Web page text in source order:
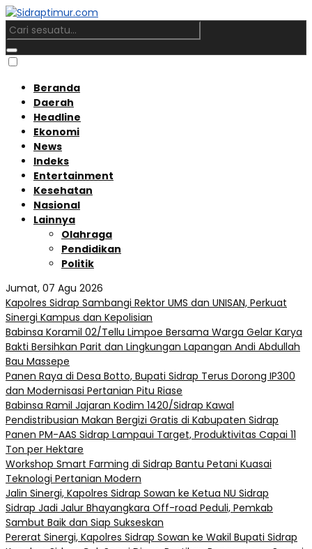
Beranda
Daerah
Headline
Ekonomi
News
Indeks
Entertainment
Kesehatan
Nasional
Lainnya
Olahraga
Pendidikan
Politik
Jumat, 07 Agu 2026
Kapolres Sidrap Sambangi Rektor UMS dan UNISAN, Perkuat
Sinergi Kampus dan Kepolisian
Babinsa Koramil 02/Tellu Limpoe Bersama Warga Gelar Karya
Bakti Bersihkan Parit dan Lingkungan Lapangan Andi Abdullah
Bau Massepe
Panen Raya di Desa Botto, Bupati Sidrap Terus Dorong IP300
dan Modernisasi Pertanian Pitu Riase
Babinsa Ramil Jajaran Kodim 1420/Sidrap Kawal
Pendistribusian Makan Bergizi Gratis di Kabupaten Sidrap
Panen PM-AAS Sidrap Lampaui Target, Produktivitas Capai 11
Ton per Hektare
Workshop Smart Farming di Sidrap Bantu Petani Kuasai
Teknologi Pertanian Modern
Jalin Sinergi, Kapolres Sidrap Sowan ke Ketua NU Sidrap
Sidrap Jadi Jalur Bhayangkara Off-road Peduli, Pemkab
Sambut Baik dan Siap Sukseskan
Pererat Sinergi, Kapolres Sidrap Sowan ke Wakil Bupati Sidrap